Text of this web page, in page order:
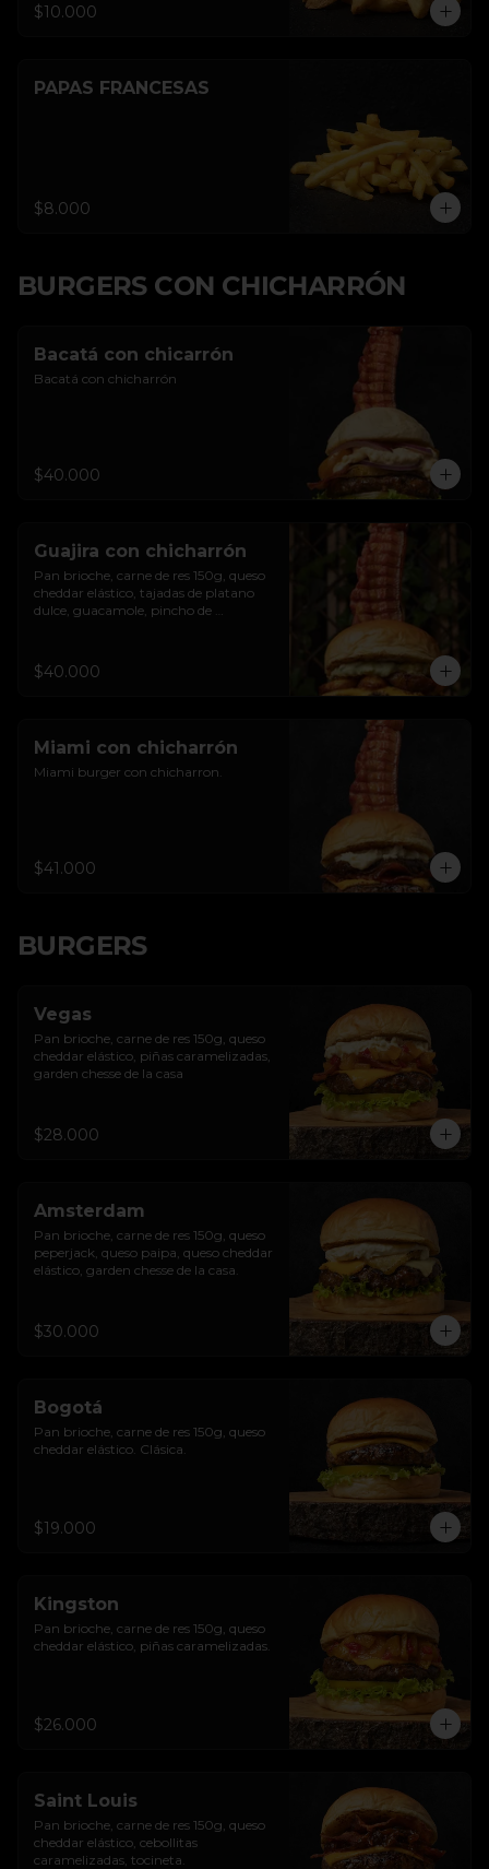
$10.000
PAPAS FRANCESAS
$8.000
BURGERS CON CHICHARRÓN
Bacatá con chicarrón
Bacatá con chicharrón
$40.000
Guajira con chicharrón
Pan brioche, carne de res 150g, queso
cheddar elástico, tajadas de platano
dulce, guacamole, pincho de
$40.000
Miami con chicharrón
Miami burger con chicharron.
$41.000
BURGERS
Vegas
Pan brioche, carne de res 150g, queso
cheddar elástico, piñas caramelizadas,
garden chesse de la casa
$28.000
Amsterdam
Pan brioche, carne de res 150g, queso
peperjack, queso paipa, queso cheddar
elástico, garden chesse de la casa.
$30.000
Bogotá
Pan brioche, carne de res 150g, queso
cheddar elástico. Clásica.
$19.000
Kingston
Pan brioche, carne de res 150g, queso
cheddar elástico, piñas caramelizadas.
$26.000
Saint Louis
Pan brioche, carne de res 150g, queso
cheddar elástico, cebollitas
caramelizadas, tocineta.